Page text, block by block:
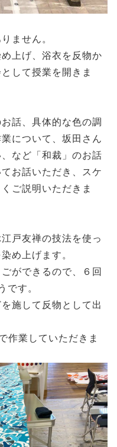
ません。
上げ、浴衣を反物か
して授業を開きま
話、具体的な色の調
について、坂田さん
など「和裁」のお話
お話いただき、スケ
ご説明いただきま
戸友禅の技法を使っ
め上げます。
ができるので、６回
です。
施して反物として出
作業していただきま